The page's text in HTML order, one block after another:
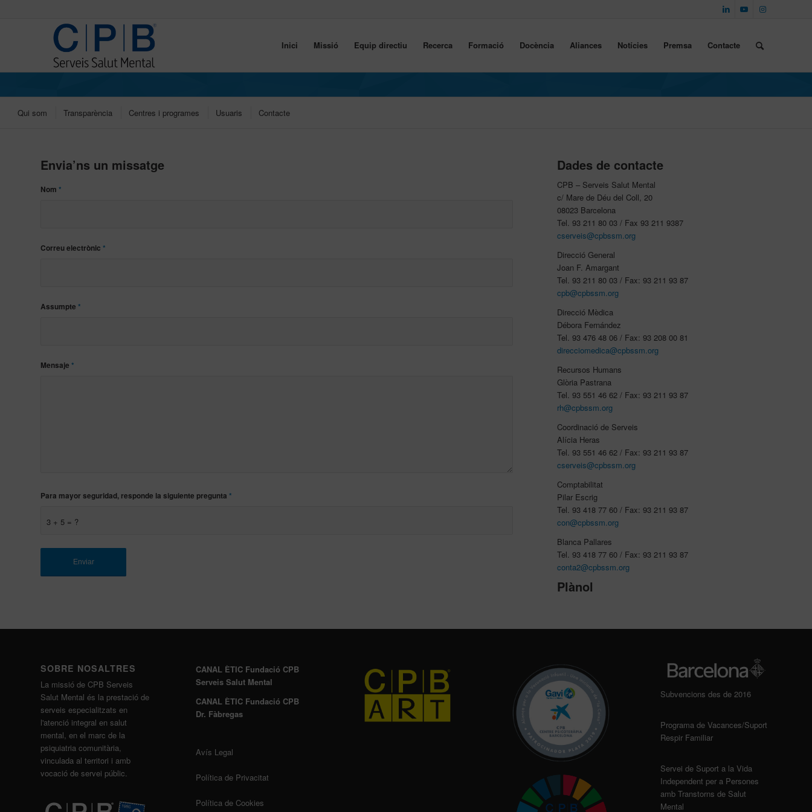
Inici Missió Equip directiu Recerca Formació Docència Aliances Notícies Premsa Contacte
Qui som Transparència Centres i programes Usuaris Contacte
Envia’ns un missatge
Nom *
Correu electrònic *
Assumpte *
Mensaje *
3 + 5 = ?
Para mayor seguridad, responde la siguiente pregunta *
Dades de contacte
CPB – Serveis Salut Mental
c/ Mare de Déu del Coll, 20
08023 Barcelona
Tel. 93 211 80 03 / Fax 93 211 9387
cserveis@cpbssm.org
Direcció General
Joan F. Amargant
Tel. 93 211 80 03 / Fax: 93 211 93 87
cpb@cpbssm.org
Direcció Mèdica
Débora Fernández
Tel. 93 476 48 06 / Fax: 93 208 00 81
direcciomedica@cpbssm.org
Recursos Humans
Glòria Pastrana
Tel. 93 551 46 62 / Fax: 93 211 93 87
rh@cpbssm.org
Coordinació de Serveis
Alícia Heras
Tel. 93 551 46 62 / Fax: 93 211 93 87
cserveis@cpbssm.org
Comptabilitat
Pilar Escrig
Tel. 93 418 77 60 / Fax: 93 211 93 87
con@cpbssm.org
Blanca Pallares
Tel. 93 418 77 60 / Fax: 93 211 93 87
conta2@cpbssm.org
Plànol
SOBRE NOSALTRES
La missió de CPB Serveis
Salut Mental és la prestació de
serveis especialitzats en
l'atenció integral en salut
mental, en el marc de la
psiquiatria comunitària,
vinculada al territori i amb
vocació de servei públic.
CANAL ÈTIC Fundació CPB
Serveis Salut Mental
CANAL ÈTIC Fundació CPB
Dr. Fàbregas
Avís Legal
Política de Privacitat
Política de Cookies
Subvencions des de 2016
Programa de Vacances/Suport
Respir Familiar
Servei de Suport a la Vida
Independent per a Persones
amb Transtorns de Salut
Mental